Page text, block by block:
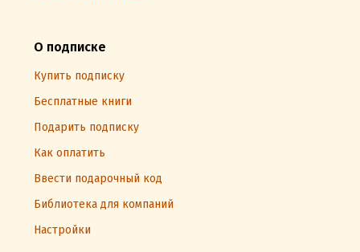
О подписке
Купить подписку
Бесплатные книги
Подарить подписку
Как оплатить
Ввести подарочный код
Библиотека для компаний
Настройки